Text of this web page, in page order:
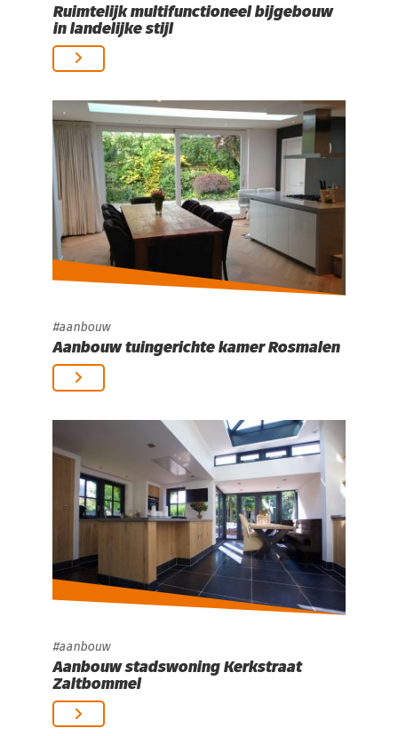
Ruimtelijk multifunctioneel bijgebouw
in landelijke stijl
aanbouw
Aanbouw tuingerichte kamer Rosmalen
aanbouw
Aanbouw stadswoning Kerkstraat
Zaltbommel